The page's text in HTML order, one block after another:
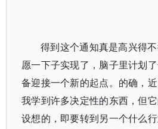
得到这个通知真是高兴得
愿一下子实现了，脑子里计划
备迎接一个新的起点。的确，
我学到许多决定性的东西，但
设想的，即要转到另一个什么